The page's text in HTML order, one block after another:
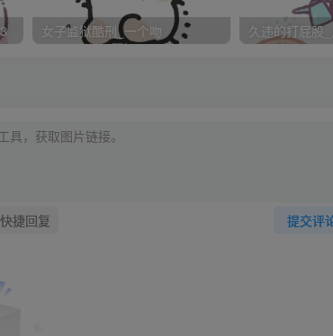
有双眼睛在窥视着我。
等我上完次洗手间，出来的时候却发现他们手拉
他就递给一杯胚芽奶茶给那丫。
？我自己不会买啊！我从裤子口袋里掏出几枚硬
女子监狱酷刑_一个吻 久违的打屁股
提交评
快捷回复